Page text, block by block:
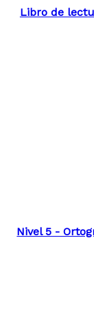
Libro de
Nivel 5 -